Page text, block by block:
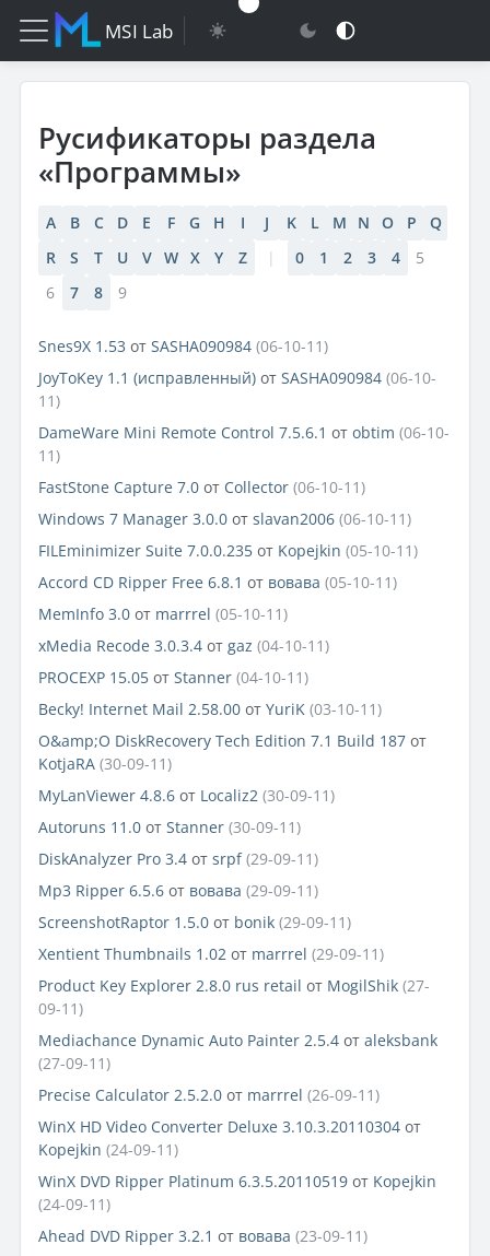
MSI Lab
Русификаторы раздела
«Программы»
A B C D E F G H I J K L M N O P
Q
R
S T U V W X Y Z | 0 1 2 3 4
5
6
7 8 9
Snes9X 1.53 от SASHA090984 (06-10-11)
JoyToKey 1.1 (исправленный) от SASHA090984 (06-10-
11)
DameWare Mini Remote Control 7.5.6.1 от obtim (06-10-
11)
FastStone Capture 7.0 от Collector (06-10-11)
Windows 7 Manager 3.0.0 от slavan2006 (06-10-11)
FILEminimizer Suite 7.0.0.235 от Kopejkin (05-10-11)
Accord CD Ripper Free 6.8.1 от вовава (05-10-11)
MemInfo 3.0 от marrrel (05-10-11)
xMedia Recode 3.0.3.4 от gaz (04-10-11)
PROCEXP 15.05 от Stanner (04-10-11)
Becky! Internet Mail 2.58.00 от YuriK (03-10-11)
O&amp;O DiskRecovery Tech Edition 7.1 Build 187 от
KotjaRA (30-09-11)
MyLanViewer 4.8.6 от Localiz2 (30-09-11)
Autoruns 11.0 от Stanner (30-09-11)
DiskAnalyzer Pro 3.4 от srpf (29-09-11)
Mp3 Ripper 6.5.6 от вовава (29-09-11)
ScreenshotRaptor 1.5.0 от bonik (29-09-11)
Xentient Thumbnails 1.02 от marrrel (29-09-11)
Product Key Explorer 2.8.0 rus retail от MogilShik (27-
09-11)
Mediachance Dynamic Auto Painter 2.5.4 от aleksbank
(27-09-11)
Precise Calculator 2.5.2.0 от marrrel (26-09-11)
WinX HD Video Converter Deluxe 3.10.3.20110304 от
Kopejkin (24-09-11)
WinX DVD Ripper Platinum 6.3.5.20110519 от Kopejkin
(24-09-11)
Ahead DVD Ripper 3.2.1 от вовава (23-09-11)